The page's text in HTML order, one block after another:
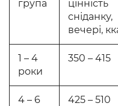
група
цінність
сніданку,
вечері,
1 – 4
роки
350 – 415
4 – 6
425 – 510